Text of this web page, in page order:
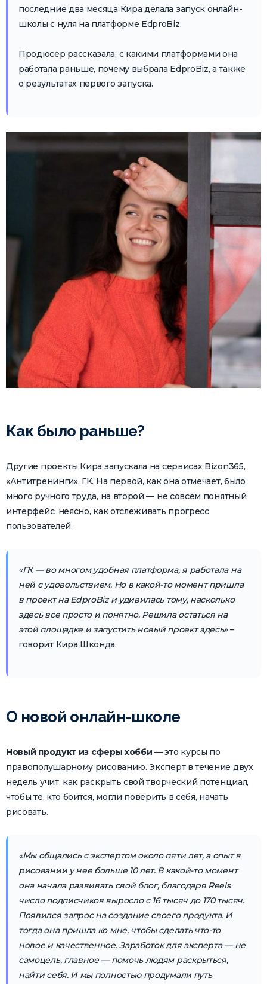
последние два месяца Кира делала запуск онлайн-
школы с нуля на платформе EdproBiz.
Продюсер рассказала, с какими платформами она
работала раньше, почему выбрала EdproBiz, а также
о результатах первого запуска.
Как было раньше?
Другие проекты Кира запускала на сервисах Bizon365,
«Антитренинги», ГК. На первой, как она отмечает, было
много ручного труда, на второй — не совсем понятный
интерфейс, неясно, как отслеживать прогресс
пользователей.
«ГК — во многом удобная платформа, я работала на
ней с удовольствием. Но в какой-то момент пришла
в проект на EdproBiz и удивилась тому, насколько
здесь все просто и понятно. Решила остаться на
этой площадке и запустить новый проект здесь»–
говорит Кира Шконда.
О новой онлайн-школе
Новый продукт из сферы хобби — это курсы по
правополушарному рисованию. Эксперт в течение двух
недель учит, как раскрыть свой творческий потенциал,
чтобы те, кто боится, могли поверить в себя, начать
рисовать.
«Мы общались с экспертом около пяти лет, а опыт в
рисовании у нее больше 10 лет. В какой-то момент
она начала развивать свой блог, благодаря Reels
число подписчиков выросло с 16 тысяч до 170 тысяч.
Появился запрос на создание своего продукта. И
тогда она пришла ко мне, чтобы сделать что-то
новое и качественное. Заработок для эксперта — не
самоцель, главное — помочь людям раскрыться,
найти себя. И мы полностью продумали путь